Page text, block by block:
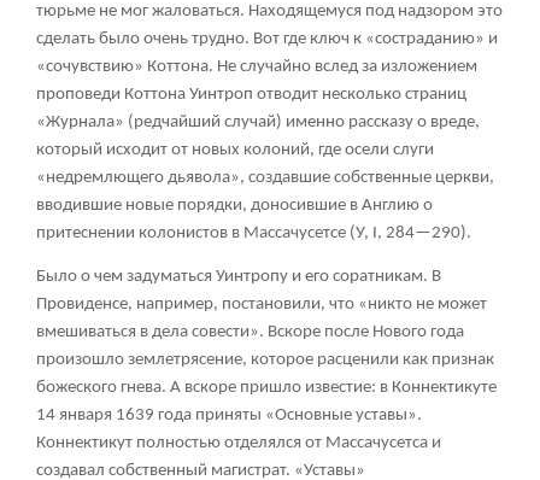
тюрьме не мог жаловаться. Находящемуся под надзором это
сделать было очень трудно. Вот где ключ к «состраданию» и
«сочувствию» Коттона. Не случайно вслед за изложением
проповеди Коттона Уинтроп отводит несколько страниц
«Журнала» (редчайший случай) именно рассказу о вреде,
который исходит от новых колоний, где осели слуги
«недремлющего дьявола», создавшие собственные церкви,
вводившие новые порядки, доносившие в Англию о
притеснении колонистов в Массачусетсе (У, I, 284—290).
Было о чем задуматься Уинтропу и его соратникам. В
Провиденсе, например, постановили, что «никто не может
вмешиваться в дела совести». Вскоре после Нового года
произошло землетрясение, которое расценили как признак
божеского гнева. А вскоре пришло известие: в Коннектикуте
14 января 1639 года приняты «Основные уставы».
Коннектикут полностью отделялся от Массачусетса и
создавал собственный магистрат. «Уставы»